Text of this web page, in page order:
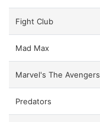
Fight Club
Mad Max
Marvel's The Avengers
Predators